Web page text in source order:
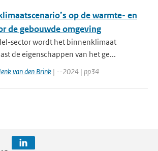
op de warmte- en
de gebouwde omgeving
sector wordt het binnenklimaat
de eigenschappen van het ge...
van den Brink | --2024 | pp34